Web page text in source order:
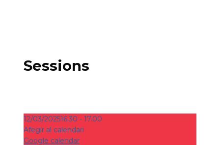
Sessions
12/03/202516.30 - 17.00
Afegir al calendari
Google calendar